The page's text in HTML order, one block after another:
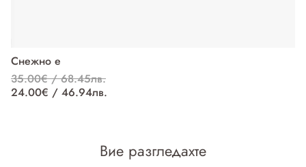
Снежно е
35.00€ / 68.45лв.
24.00€ / 46.94лв.
Вие разгледахте